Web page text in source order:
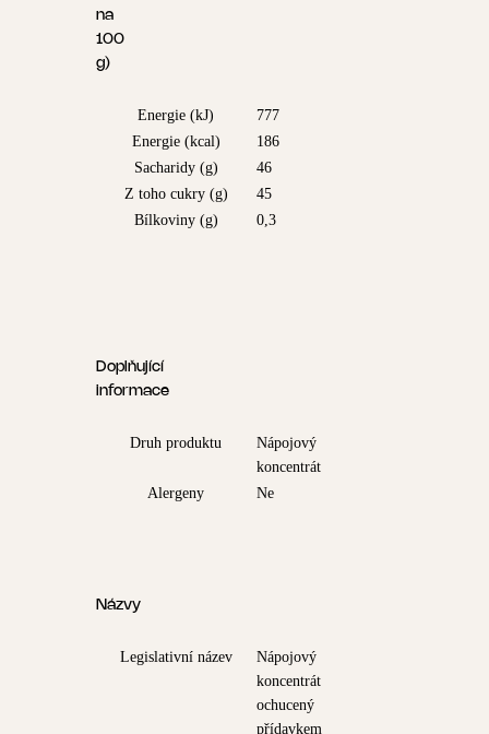
na
100
g)
Energie (kJ)
777
Energie (kcal)
186
Sacharidy (g)
46
Z toho cukry (g)
45
Bílkoviny (g)
0,3
Doplňující
informace
Druh produktu
Nápojový
koncentrát
Alergeny
Ne
Názvy
Legislativní název
Nápojový
koncentrát
ochucený
přídavkem